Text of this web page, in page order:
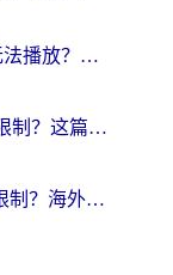
在海外看CCTV5世界杯直播无法播放？这篇指南让你和国内球迷同步呐喊
在韩国看B站世界杯直播地区限制？这篇指南让你告别“当前地区不可播放”
在越南看B站世界杯当前IP受限制？海外党体育观赛终极指南来了